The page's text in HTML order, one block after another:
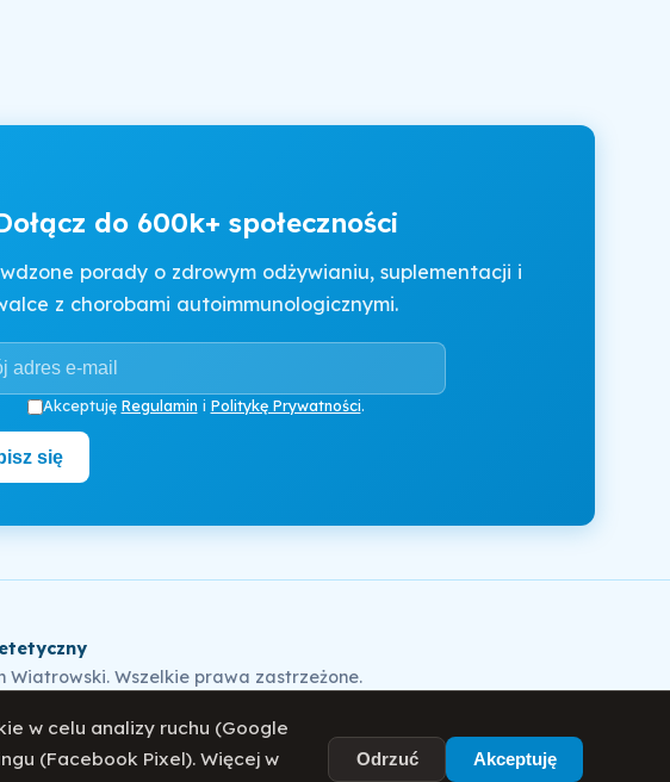
do 600k+ społeczności
porady o zdrowym odżywianiu, suplementacji i
z chorobami autoimmunologicznymi.
Akceptuję Regulamin i Politykę Prywatności.
się
Wiatrowski. Wszelkie prawa zastrzeżone.
Regulamin O mnieBlog
w celu analizy ruchu (Google
(Facebook Pixel). Więcej w
Odrzuć Akceptuję